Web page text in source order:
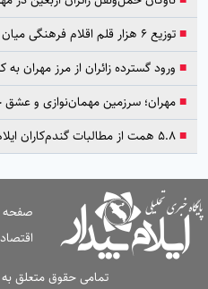
■توزیع ۶ هزار قلم اقلام فرهنگی میان زائران در مهران
■ ورود گسترده زائران از مرز مهران به
■مهران؛ سرزمین مهمان‌نوازی و
■۵.۸ همت از مطالبات گندم‌کاران ایلام پرداخت شد
صفحه
تمامی حقوق متعلق به